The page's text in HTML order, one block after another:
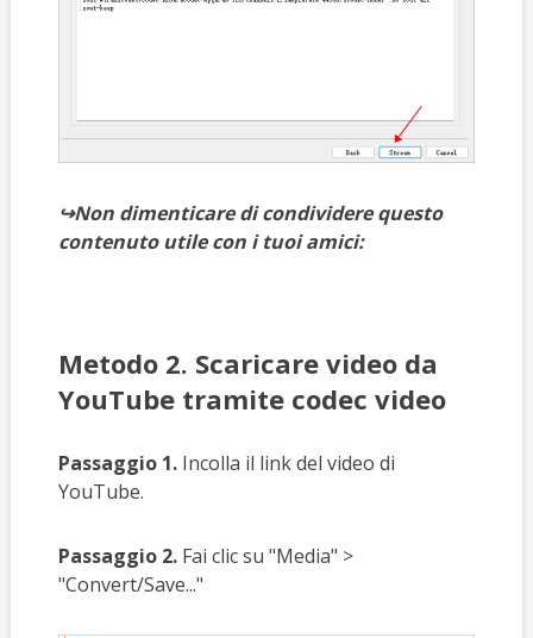
↪️Non dimenticare di condividere questo
contenuto utile con i tuoi amici:
Metodo 2. Scaricare video da
YouTube tramite codec video
Passaggio 1.Incolla il link del video di
YouTube.
Passaggio 2.Fai clic su "Media" >
"Convert/Save..."